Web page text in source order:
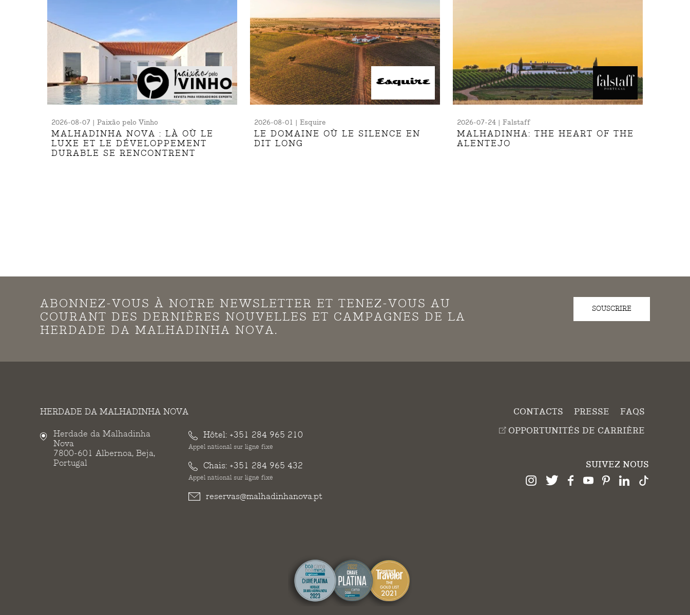
2026-08-07 | Paixão pelo Vinho
MALHADINHA NOVA : LÀ OÙ LE
LUXE ET LE DÉVELOPPEMENT
DURABLE SE RENCONTRENT
2026-08-01 | Esquire
LE DOMAINE OÙ LE SILENCE EN
DIT LONG
2026-07-24 | Falstaff
MALHADINHA: THE HEART OF THE
ALENTEJO
ABONNEZ-VOUS À NOTRE NEWSLETTER ET TENEZ-VOUS AU
COURANT DES DERNIÈRES NOUVELLES ET CAMPAGNES DE LA
HERDADE DA MALHADINHA NOVA.
SOUSCRIRE
HERDADE DA MALHADINHA NOVA
Herdade da Malhadinha
Nova
7800-601 Albernoa, Beja,
Portugal
Hôtel: +351 284 965 210
Appel national sur ligne fixe
Chais: +351 284 965 432
Appel national sur ligne fixe
reservas@malhadinhanova.pt
CONTACTS PRESSE
FAQS
OPPORTUNITÉS DE CARRIÈRE
SUIVEZ NOUS